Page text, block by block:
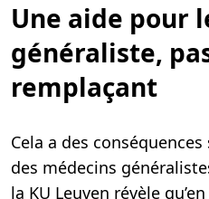
Une aide pour
généraliste,
remplaçant
Cela a des
des médecins
la KU Leuven révèle